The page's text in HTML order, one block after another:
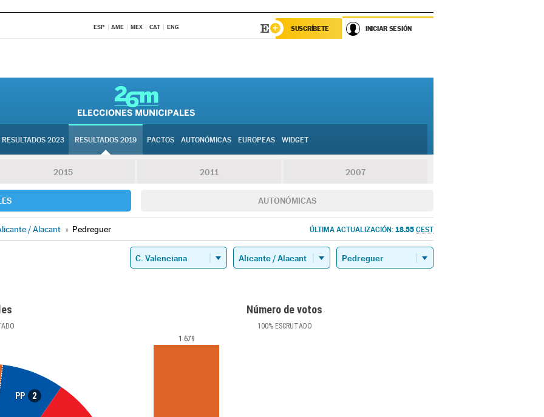
ESP AME MEX CAT ENG SUSCRÍBETE INICIAR SESIÓN
RESULTADOS 2023 RESULTADOS 2019 PACTOS AUTONÓMICAS EUROPEAS WIDGET
2015 2011 2007
AUTONÓMICAS
/ Alacant » Pedreguer ÚLTIMA ACTUALIZACIÓN: 18.55 CEST
PP 2
Número de votos
100%ESCRUTADO
1.679